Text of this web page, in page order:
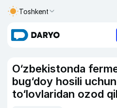
Toshkent
O‘zbekistonda
bug‘doy hosili
to‘lovlaridan ozod